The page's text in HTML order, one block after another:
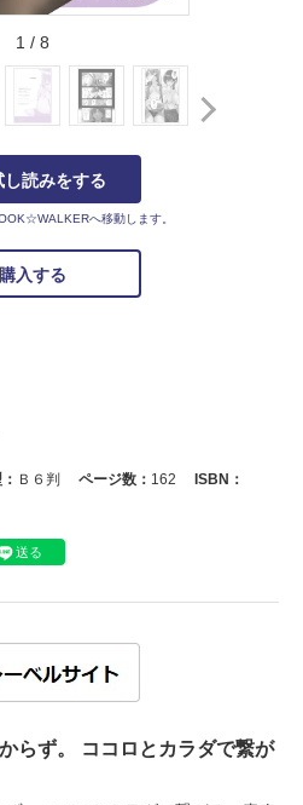
1 / 8
し読みをする
へ移動します。
購入する
Ｂ６判 ページ数： 162
ISBN：
送る
らず。 ココロとカラダで繋が